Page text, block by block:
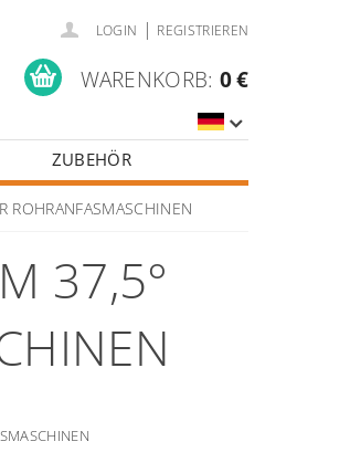
LOGIN | REGISTRIEREN
WARENKORB: 0 €
ZUBEHÖR
ROHRANFASMASCHINEN
37,5°